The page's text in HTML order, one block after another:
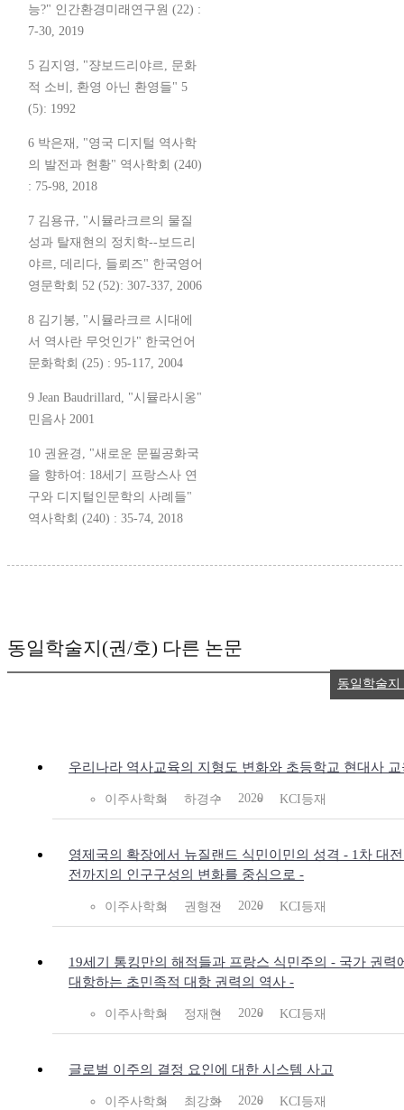
능?" 인간환경미래연구원 (22) :
7-30, 2019
5 김지영, "쟝보드리야르, 문화
적 소비, 환영 아닌 환영들" 5
(5): 1992
6 박은재, "영국 디지털 역사학
의 발전과 현황" 역사학회 (240)
: 75-98, 2018
7 김용규, "시뮬라크르의 물질
성과 탈재현의 정치학--보드리
야르, 데리다, 들뢰즈" 한국영어
영문학회 52 (52): 307-337, 2006
8 김기봉, "시뮬라크르 시대에
서 역사란 무엇인가" 한국언어
문화학회 (25) : 95-117, 2004
9 Jean Baudrillard, "시뮬라시옹"
민음사 2001
10 권윤경, "새로운 문필공화국
을 향하여: 18세기 프랑스사 연
구와 디지털인문학의 사례들"
역사학회 (240) : 35-74, 2018
동일학술지(권/호) 다른 논문
우리나라 역사교육의 지형도 변화와 초등학교 현대사 교
이주사학회 하경수 2020 KCI등재
영제국의 확장에서 뉴질랜드 식민이민의 성격 - 1차 대
전까지의 인구구성의 변화를 중심으로 -
이주사학회 권형진 2020 KCI등재
19세기 통킹만의 해적들과 프랑스 식민주의 - 국가 권력
대항하는 초민족적 대항 권력의 역사 -
이주사학회 정재현 2020 KCI등재
글로벌 이주의 결정 요인에 대한 시스템 사고
이주사학회 최강화 2020 KCI등재
동일학술지